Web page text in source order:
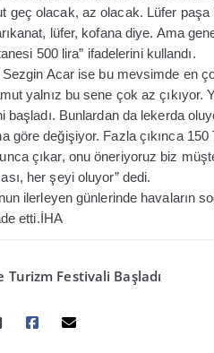
geç olacak, az olacak. Lüfer paşa
lüfer, kofana diye. Ama
500 lira” ifadelerini kullandı.
Sezgin Acar ise bu mevsimde en
yalnız bu sene çok az
başladı. Bunlardan da lekerda
göre değişiyor. Fazla çıkınca
çıkar, onu öneriyoruz biz
her şeyi oluyor” dedi.
ilerleyen günlerinde havaların
etti.İHA
Festivali Başladı